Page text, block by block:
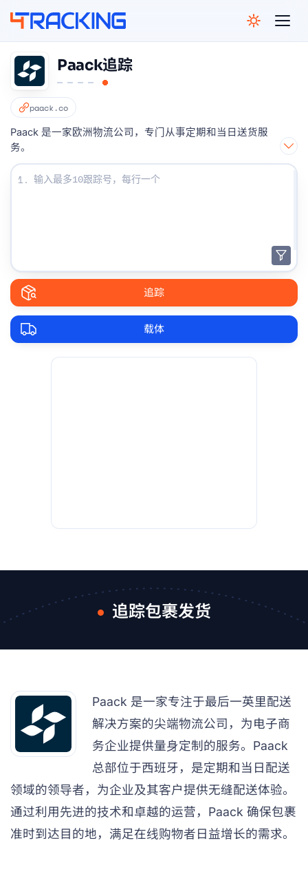
Paack追踪
paack.co
Paack 是一家欧洲物流公司，专门从事定期和当日送货服
务。
输入您的跟踪号码：
1.
追踪
载体
追踪包裹发货
Paack 是一家专注于最后一英里配送
解决方案的尖端物流公司，为电子商
务企业提供量身定制的服务。Paack
总部位于西班牙，是定期和当日配送
领域的领导者，为企业及其客户提供无缝配送体验。
通过利用先进的技术和卓越的运营，Paack 确保包裹
准时到达目的地，满足在线购物者日益增长的需求。